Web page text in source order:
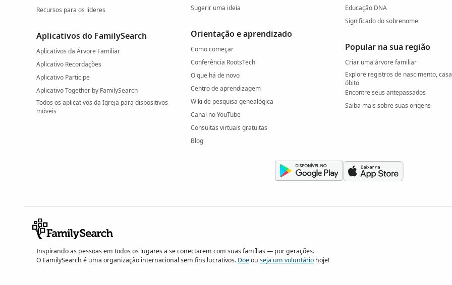
Recursos para os líderes
Aplicativos do FamilySearch
Aplicativos da Árvore Familiar
Aplicativo Recordações
Aplicativo Participe
Aplicativo Together by FamilySearch
Todos os aplicativos da Igreja para dispositivos
móveis
Sugerir uma ideia
Orientação e aprendizado
Como começar
Conferência RootsTech
O que há de novo
Centro de aprendizagem
Wiki de pesquisa genealógica
Canal no YouTube
Consultas virtuais gratuitas
Blog
Educação DNA
Significado do sobrenome
Popular na sua região
Criar uma árvore familiar
Explore registros de nascimento,
óbito
Encontre seus antepassados
Saiba mais sobre suas origens
Inspirando as pessoas em todos os lugares a se conectarem com suas famílias — por gerações.
O FamilySearch é uma organização internacional sem fins lucrativos. Doeou seja um voluntário hoje!